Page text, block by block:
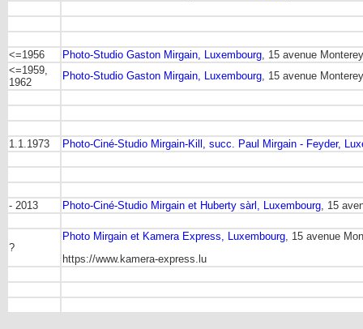
<=1956 Photo-Studio Gaston Mirgain, Luxembourg, 15 avenue
<=1959,
1962
Photo-Studio Gaston Mirgain, Luxembourg, 15 avenue
1.1.1973 Photo-Ciné-Studio Mirgain-Kill, succ. Paul Mirgain - Feyder,
- 2013 Photo-Ciné-Studio Mirgain et Huberty sàrl, Luxembourg, 15
?
Photo Mirgain et Kamera Express, Luxembourg, 15 avenue
https://www.kamera-express.lu